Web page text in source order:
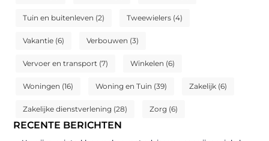
Tuin en buitenleven (2) Tweewielers (4)
Vakantie (6) Verbouwen (3)
Vervoer en transport (7) Winkelen (6)
Woningen (16) Woning en Tuin (39) Zakelijk (6)
Zakelijke dienstverlening (28) Zorg (6)
RECENTE BERICHTEN